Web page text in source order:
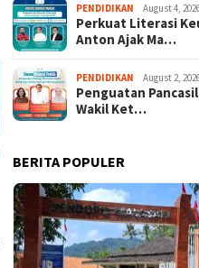
Kabupaten Bogor Hadirkan
Kompetisi Lintas Generasi,
Uji Kekompakan dan Strategi
Tim
PENDIDIKAN August 4,
Perkuat Literasi
Anton Ajak Ma…
PENDIDIKAN August 2,
Penguatan
Wakil Ket…
BERITA POPULER